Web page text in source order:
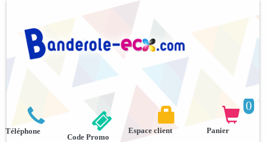

Téléphone
0

Panier

Espace client
Code Promo